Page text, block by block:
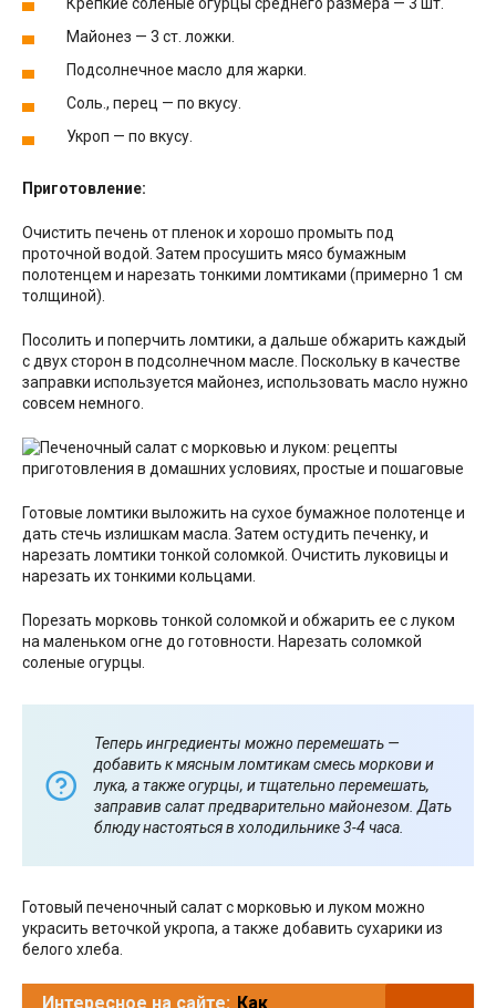
Майонез — 3 ст. ложки.
Подсолнечное масло для жарки.
Соль., перец — по вкусу.
Укроп — по вкусу.
Приготовление:
Очистить печень от пленок и хорошо промыть под
проточной водой. Затем просушить мясо бумажным
полотенцем и нарезать тонкими ломтиками (примерно 1 см
толщиной).
Посолить и поперчить ломтики, а дальше обжарить каждый
с двух сторон в подсолнечном масле. Поскольку в качестве
заправки используется майонез, использовать масло нужно
совсем немного.
Готовые ломтики выложить на сухое бумажное полотенце и
дать стечь излишкам масла. Затем остудить печенку, и
нарезать ломтики тонкой соломкой. Очистить луковицы и
нарезать их тонкими кольцами.
Порезать морковь тонкой соломкой и обжарить ее с луком
на маленьком огне до готовности. Нарезать соломкой
соленые огурцы.
Теперь ингредиенты можно перемешать —
добавить к мясным ломтикам смесь моркови и
лука, а также огурцы, и тщательно перемешать,
заправив салат предварительно майонезом. Дать
блюду настояться в холодильнике 3-4 часа.
Готовый печеночный салат с морковью и луком можно
украсить веточкой укропа, а также добавить сухарики из
белого хлеба.
Интересное на сайте: Как